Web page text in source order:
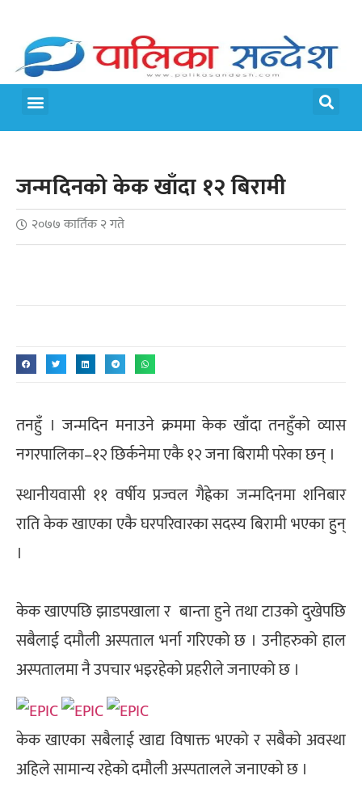
जन्मदिनको केक खाँदा १२ बिरामी
२०७७ कार्तिक २ गते
तनहुँ । जन्मदिन मनाउने क्रममा केक खाँदा तनहुँको व्यास
नगरपालिका–१२ छिर्कनेमा एकै १२ जना बिरामी परेका छन् ।
स्थानीयवासी ११ वर्षीय प्रज्वल गैह्रेका जन्मदिनमा शनिबार
राति केक खाएका एकै घरपरिवारका सदस्य बिरामी भएका हुन्
।
केक खाएपछि झाडपखाला र बान्ता हुने तथा टाउको दुखेपछि
सबैलाई दमौली अस्पताल भर्ना गरिएको छ । उनीहरुको हाल
अस्पतालमा नै उपचार भइरहेको प्रहरीले जनाएको छ ।
केक खाएका सबैलाई खाद्य विषाक्त भएको र सबैको अवस्था
अहिले सामान्य रहेको दमौली अस्पतालले जनाएको छ ।